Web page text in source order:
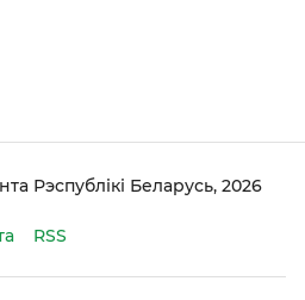
Рэспублікі Беларусь, 2026
RSS